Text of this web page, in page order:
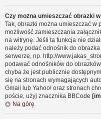
Czy można umieszczać obrazki
Tak, obrazki można umieszczać w
możliwość zamieszczania
na witrynę. Jeśli ta funkcja nie
należy podać odnośnik do
serwerze, np. http://
podawać odnośników do
chyba że jest publicznie
się na stronach wymagających
Gmail lub Yahoo! oraz stronach
poście, użyj znacznika BBCode
Na górę